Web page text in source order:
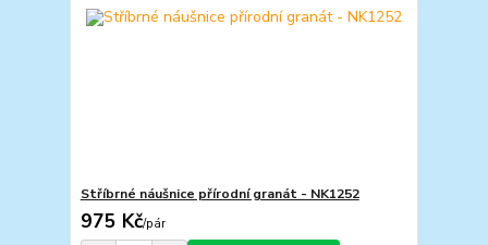
Stříbrné náušnice přírodní granát - NK1252
975 Kč/pár